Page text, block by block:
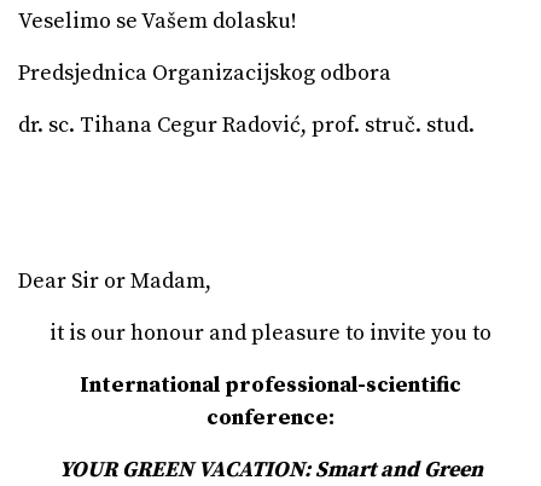
Veselimo se Vašem dolasku!
Predsjednica Organizacijskog odbora
dr. sc. Tihana Cegur Radović, prof. struč. stud.
Dear Sir or Madam,
it is our honour and pleasure to invite you to
International professional-scientific
conference:
YOUR GREEN VACATION: Smart and Green